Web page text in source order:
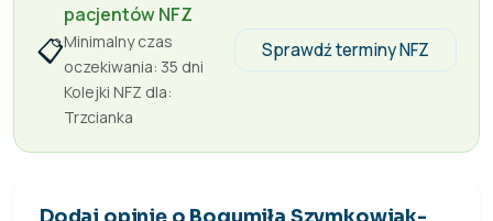
📋
pacjentów NFZ
Minimalny czas
oczekiwania: 35 dni
Kolejki NFZ dla:
Trzcianka
Sprawdź terminy NFZ